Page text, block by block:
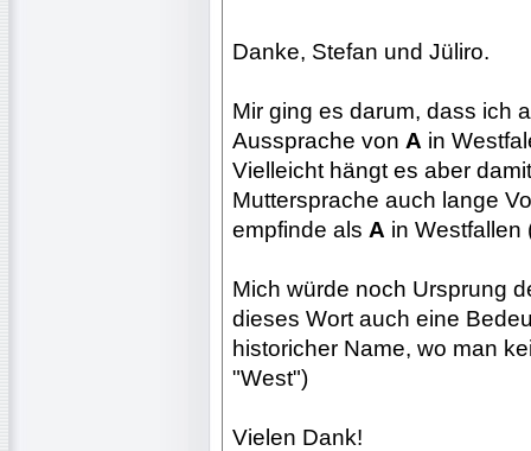
Danke, Stefan und Jüliro.
Mir ging es darum, dass ich
Aussprache von A in
Vielleicht hängt es aber
Muttersprache auch lange
empfinde als A in Westfallen
Mich würde noch Ursprung
dieses Wort auch eine
historicher Name, wo man
"West")
Vielen Dank!